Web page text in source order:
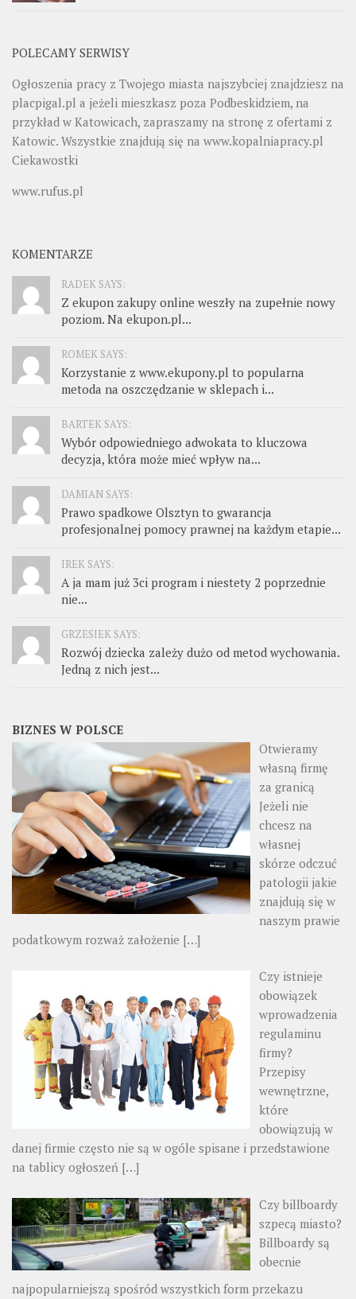
POLECAMY SERWISY
Ogłoszenia pracy z Twojego miasta najszybciej znajdziesz na
placpigal.pl a jeżeli mieszkasz poza Podbeskidziem, na
przykład w Katowicach, zapraszamy na stronę z ofertami z
Katowic. Wszystkie znajdują się na www.kopalniapracy.pl
Ciekawostki
www.rufus.pl
KOMENTARZE
RADEK SAYS:
Z ekupon zakupy online weszły na zupełnie nowy
poziom. Na ekupon.pl...
ROMEK SAYS:
Korzystanie z www.ekupony.pl to popularna
metoda na oszczędzanie w sklepach i...
BARTEK SAYS:
Wybór odpowiedniego adwokata to kluczowa
decyzja, która może mieć wpływ na...
DAMIAN SAYS:
Prawo spadkowe Olsztyn to gwarancja
profesjonalnej pomocy prawnej na każdym etapie...
IREK SAYS:
A ja mam już 3ci program i niestety 2 poprzednie
nie...
GRZESIEK SAYS:
Rozwój dziecka zależy dużo od metod wychowania.
Jedną z nich jest...
BIZNES W POLSCE
Otwieramy
własną firmę
za granicą
Jeżeli nie
chcesz na
własnej
skórze odczuć
patologii jakie
znajdują się w
naszym prawie
podatkowym rozważ założenie […]
Czy istnieje
obowiązek
wprowadzenia
regulaminu
firmy?
Przepisy
wewnętrzne,
które
obowiązują w
danej firmie często nie są w ogóle spisane i przedstawione
na tablicy ogłoszeń […]
Czy billboardy
szpecą miasto?
Billboardy są
obecnie
najpopularniejszą spośród wszystkich form przekazu